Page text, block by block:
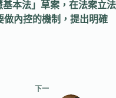
本法」草案，在法案立法
內控的機制，提出明確
下一